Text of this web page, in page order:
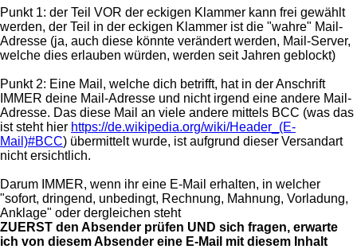
Punkt 1: der Teil VOR der eckigen Klammer kann frei gewählt
werden, der Teil in der eckigen Klammer ist die "wahre" Mail-
Adresse (ja, auch diese könnte verändert werden, Mail-Server,
welche dies erlauben würden, werden seit Jahren geblockt)
Punkt 2: Eine Mail, welche dich betrifft, hat in der Anschrift
IMMER deine Mail-Adresse und nicht irgend eine andere Mail-
Adresse. Das diese Mail an viele andere mittels BCC (was das
ist steht hier https://de.wikipedia.org/wiki/Header_(E-
Mail)#BCC) übermittelt wurde, ist aufgrund dieser Versandart
nicht ersichtlich.
Darum IMMER, wenn ihr eine E-Mail erhalten, in welcher
"sofort, dringend, unbedingt, Rechnung, Mahnung, Vorladung,
Anklage" oder dergleichen steht
ZUERST den Absender prüfen UND sich fragen, erwarte
ich von diesem Absender eine E-Mail mit diesem Inhalt